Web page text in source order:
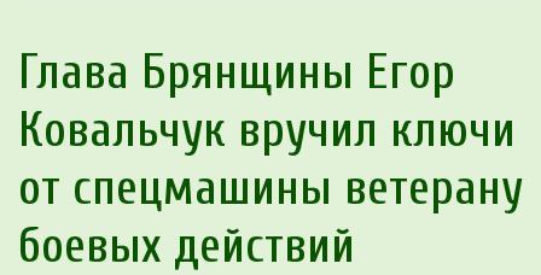
Глава Брянщины Егор
Ковальчук вручил ключи
от спецмашины ветерану
боевых действий